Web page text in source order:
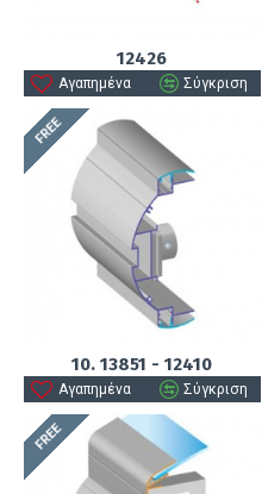
12426
Αγαπημένα Σύγκριση
FREE
10. 13851 - 12410
Αγαπημένα Σύγκριση
FREE